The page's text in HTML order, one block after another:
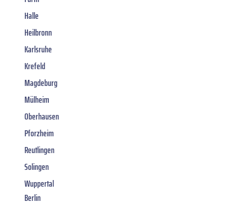
Halle
Heilbronn
Karlsruhe
Krefeld
Magdeburg
Mülheim
Oberhausen
Pforzheim
Reutlingen
Solingen
Wuppertal
Berlin